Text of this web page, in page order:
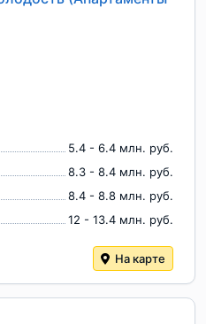
5.4 - 6.4 млн. руб.
8.3 - 8.4 млн. руб.
8.4 - 8.8 млн. руб.
12 - 13.4 млн. руб.
На карте